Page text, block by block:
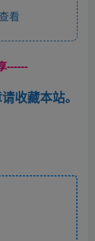
看
------
收藏本站。